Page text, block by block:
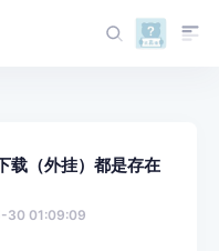
载（外挂）都是存在
30 01:09:09